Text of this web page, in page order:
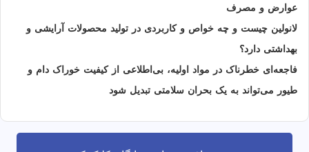
عوارض و مصرف
لانولین چیست و چه خواص و کاربردی در تولید محصولات آرایشی و
بهداشتی دارد؟
فاجعه‌ای خطرناک در مواد اولیه، بی‌اطلاعی از کیفیت خوراک دام و
طیور می‌تواند به یک بحران سلامتی تبدیل شود